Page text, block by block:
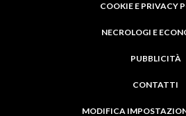
COOKIE E PRIVACY
NECROLOGI E
PUBBLICITÀ
CONTATTI
MODIFICA